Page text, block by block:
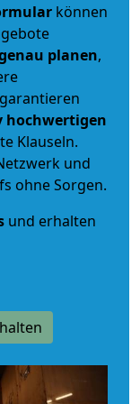
können
planen,
hochwertigen
Klauseln.
und
ohne Sorgen.
und erhalten